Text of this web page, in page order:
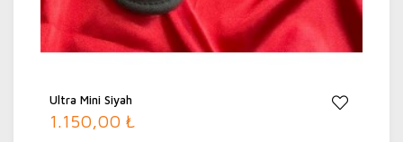
Ultra Mini Siyah
1.150,00 ₺